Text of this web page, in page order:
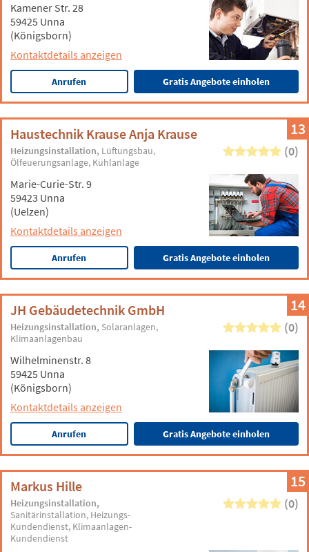
Kamener Str. 28
59425 Unna
(Königsborn)
Kontaktdetails anzeigen
Anrufen Gratis Angebote einholen
13
Haustechnik Krause Anja Krause
Heizungsinstallation Lüftungsbau
Ölfeuerungsanlage Kühlanlage
(0)
Marie-Curie-Str. 9
59423 Unna
(Uelzen)
Kontaktdetails anzeigen
Anrufen Gratis Angebote einholen
14
JH Gebäudetechnik GmbH
Heizungsinstallation Solaranlagen
Klimaanlagenbau
(0)
Wilhelminenstr. 8
59425 Unna
(Königsborn)
Kontaktdetails anzeigen
Anrufen Gratis Angebote einholen
15
Markus Hille
Heizungsinstallation
Sanitärinstallation Heizungs-
Kundendienst Klimaanlagen-
Kundendienst
(0)